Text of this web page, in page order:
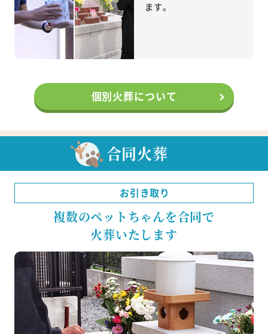
ます。
個別火葬について
合同火葬
お引き取り
複数のペットちゃんを合同で
火葬いたします